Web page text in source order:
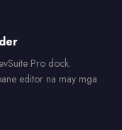
Pro dock.
editor na may mga